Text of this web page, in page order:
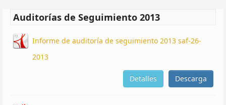
Auditorías de Seguimiento 2013
Informe de auditoría de seguimiento 2013 saf-26-
2013
Descarga
Detalles